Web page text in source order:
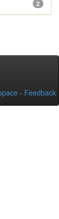
2
- Feedback